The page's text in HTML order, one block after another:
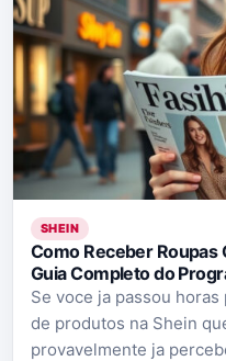
SHEIN
Como Receber Roupas
Guia Completo do
Se voce ja passou
de produtos na Shein
provavelmente ja